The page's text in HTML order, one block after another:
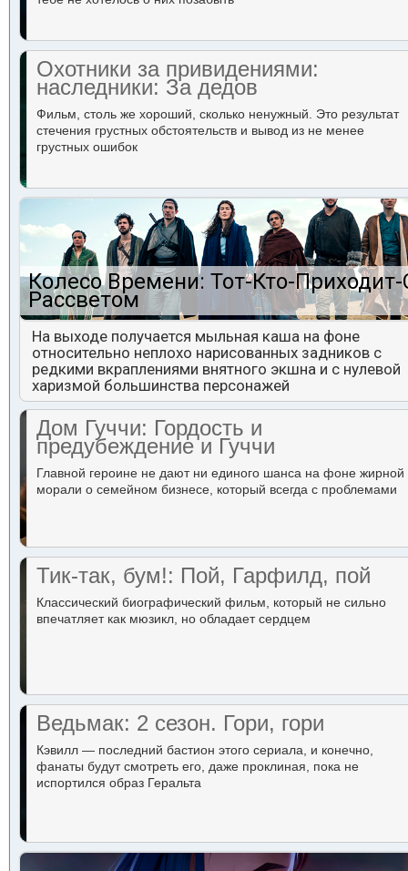
Охотники за привидениями:
наследники: За дедов
Фильм, столь же хороший, сколько ненужный. Это результат
стечения грустных обстоятельств и вывод из не менее
грустных ошибок
Колесо Времени: Тот-Кто-
Рассветом
На выходе получается мыльная каша на фоне
относительно неплохо нарисованных задников с
редкими вкраплениями внятного экшна и с нулевой
харизмой большинства персонажей
Дом Гуччи: Гордость и
предубеждение и Гуччи
Главной героине не дают ни единого шанса на фоне жирной
морали о семейном бизнесе, который всегда с проблемами
Тик-так, бум!: Пой, Гарфилд, пой
Классический биографический фильм, который не сильно
впечатляет как мюзикл, но обладает сердцем
Ведьмак: 2 сезон. Гори, гори
Кэвилл — последний бастион этого сериала, и конечно,
фанаты будут смотреть его, даже проклиная, пока не
испортился образ Геральта